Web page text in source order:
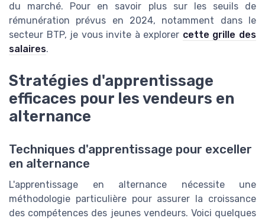
du marché. Pour en savoir plus sur les seuils de
rémunération prévus en 2024, notamment dans le
secteur BTP, je vous invite à explorer cette grille des
salaires.
Stratégies d'apprentissage
efficaces pour les vendeurs en
alternance
Techniques d'apprentissage pour exceller
en alternance
L'apprentissage en alternance nécessite une
méthodologie particulière pour assurer la croissance
des compétences des jeunes vendeurs. Voici quelques